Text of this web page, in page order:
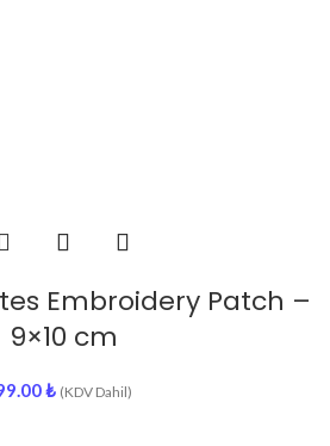
Embroidery Patch –
9×10 cm
₺ (KDV Dahil)